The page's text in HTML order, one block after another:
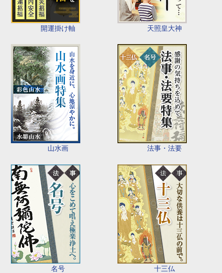
開運掛け軸 天照皇大神
山水画 法事・法要
名号 十三仏